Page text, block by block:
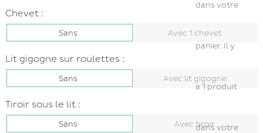
dans votre
panier. Il y
a 1 produit
dans votre
Chevet :
Sans Avec 1 chevet
Lit gigogne sur roulettes :
Sans Avec lit gigogne
Tiroir sous le lit :
Sans Avec tiroir